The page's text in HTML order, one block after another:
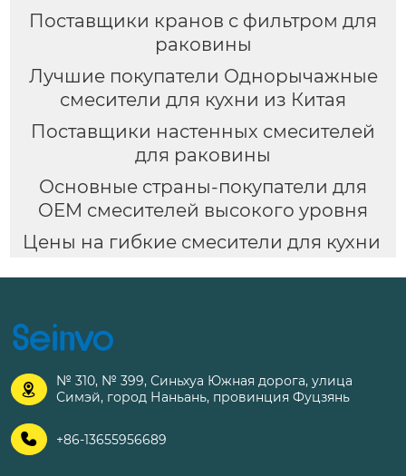
Поставщики кранов с фильтром для
раковины
Лучшие покупатели Однорычажные
смесители для кухни из Китая
Поставщики настенных смесителей
для раковины
Основные страны-покупатели для
OEM смесителей высокого уровня
Цены на гибкие смесители для кухни

№ 310, № 399, Синьхуа Южная дорога, улица
Симэй, город Наньань, провинция Фуцзянь
 +86-13655956689